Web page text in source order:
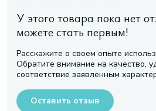
У этого товара пока нет
можете стать первым!
Расскажите о своем опыте
Обратите внимание на качество,
соответствие заявленным
Оставить отзыв